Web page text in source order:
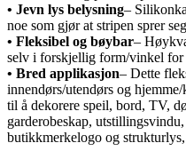
• Jevn lys belysning–
noe som gjør at stripen sprer
• Fleksibel og bøybar–
selv i forskjellig form/vinkel for
• Bred applikasjon– Dette
innendørs/utendørs og
til å dekorere speil, bord, TV,
garderobeskap,
butikkmerkelogo og strukturlys,